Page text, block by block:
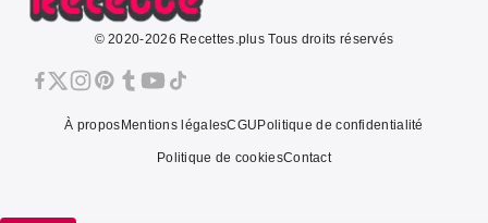
© 2020-2026 Recettes.plus Tous droits réservés
À propos Mentions légalesCGU Politique de confidentialité
Politique de cookiesContact